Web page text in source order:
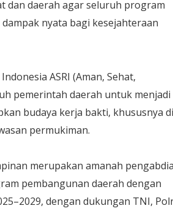
dan daerah agar seluruh program
nyata bagi kesejahteraan
ASRI (Aman, Sehat,
pemerintah daerah untuk menjadi
budaya kerja bakti, khususnya di
permukiman.
merupakan amanah
pembangunan daerah dengan
dengan dukungan TNI,